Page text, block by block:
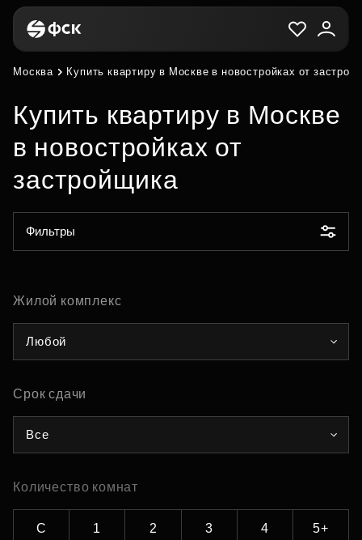
Москва Купить квартиру в Москве в новостройках от
Купить квартиру в Москве
в новостройках от
застройщика
Фильтры
Жилой комплекс
Любой
Срок сдачи
Все
Количество комнат
С 1 2 3 4 5+